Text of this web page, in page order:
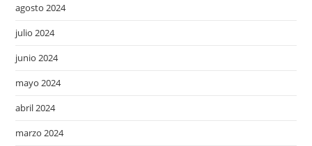
agosto 2024
julio 2024
junio 2024
mayo 2024
abril 2024
marzo 2024